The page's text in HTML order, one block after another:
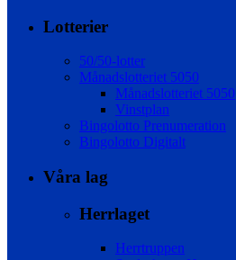
Lotterier
50/50-lotter
Månadslotteriet 5050
Månadslotteriet 5050
Vinstplan
Bingolotto Prenumeration
Bingolotto Digitalt
Våra lag
Herrlaget
Herrtruppen